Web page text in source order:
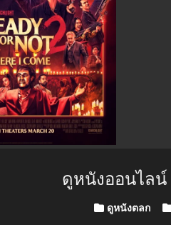
ดูหนังออนไลน์
Posted in
ดูหนังตลก